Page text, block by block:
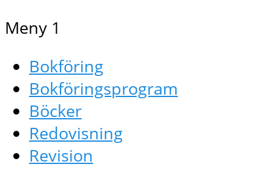
Meny 1
Bokföring
Bokföringsprogram
Böcker
Redovisning
Revision